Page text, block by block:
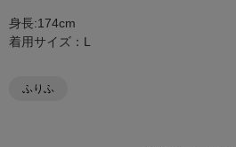
身長:174cm
着用サイズ：L
ふりふ